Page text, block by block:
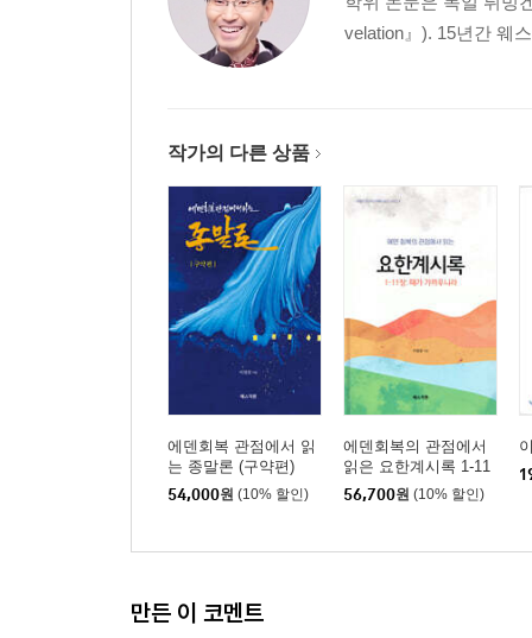
2)용이 쫓겨난 것에 대한 반응(12:10-12) 98
[12:10] 구원의 찬양 101
[12:11] 성도의 승리 113
3. 여자와 용의 전쟁(12:13-17) 126
[12:13] 도입: 용의 자기 인식 130
[12:14] 전개: 여자의 변화된 모습 131
[12:15-16] 절정: 뱀의 공격과 여자의 승리 135
[12:17] 결말: 미래 종말적 전쟁의 예고 140
B. 두 짐승 이야기(13장) 153
1. 첫째 짐승(13:1-10) 153
[13:1-4] 첫째 짐승의 특징 165
[13:5-10] 첫째 짐승의 사역 187
2. 둘째 짐승(13:11-18) 204
C. 하늘의 144,000 그리고 종말적 구속과 심판(14
velation』). 15년간 웨
작가의 다른 상품
에덴회복 관점에서 읽
는 종말론 (구약편)
54,000원 (10% 할인)
에덴회복의 관점에서
읽은 요한계시록 1-11
장: 때가 가까우니라
56,700원 (10% 할인)
만든 이 코멘트